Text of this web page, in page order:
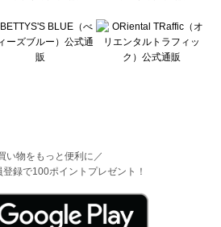
い物をもっと便利に／
録で100ポイントプレゼント！